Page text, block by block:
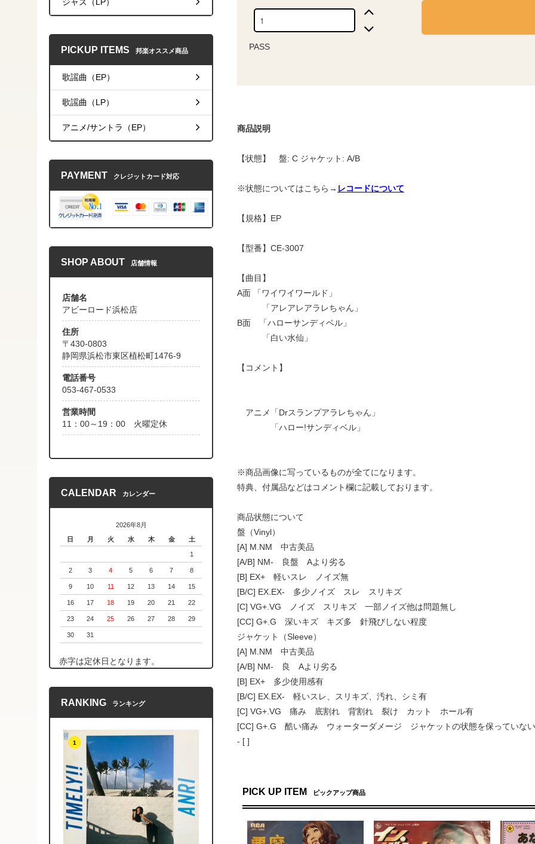
PASS
商品説明
【状態】 盤: C ジャケット: A/B
※状態についてはこちら→ レコードについて
【規格】EP
【型番】CE-3007
【曲目】
A面 「ワイワイワールド」
「アレアレアラレちゃん」
B面 「ハローサンディベル」
「白い水仙」
【コメント】
アニメ「Drスランプアラレちゃん」
「ハロー!サンディベル」
※商品画像に写っているものが全てになります。
特典、付属品などはコメント欄に記載しております。
商品状態について
盤（Vinyl）
[A] M.NM 中古美品
[A/B] NM- 良盤 Aより劣る
[B] EX+ 軽いスレ ノイズ無
[B/C] EX.EX- 多少ノイズ スレ スリキズ
[C] VG+.VG ノイズ スリキズ 一部ノイズ他は問題無し
[CC] G+.G 深いキズ キズ多 針飛びしない程度
ジャケット（Sleeve）
[A] M.NM 中古美品
[A/B] NM- 良 Aより劣る
[B] EX+ 多少使用感有
[B/C] EX.EX- 軽いスレ、スリキズ、汚れ、シミ有
[C] VG+.VG 痛み 底割れ 背割れ 裂け カット ホール有
[CC] G+.G 酷い痛み ウォーターダメージ ジャケットの状態を保っていない
- [ ]
PICK UP ITEM ピックアップ商品
PICKUP ITEMS 邦楽オススメ商品
歌謡曲（EP）
歌謡曲（LP）
アニメ/サントラ（EP）
PAYMENT クレジットカード対応
SHOP ABOUT 店舗情報
店舗名
アビーロード浜松店
住所
〒430-0803
静岡県浜松市東区植松町1476-9
電話番号
053-467-0533
営業時間
11：00～19：00 火曜定休
CALENDAR カレンダー
2026年8月
日
月 火 水 木 金 土
1
2 3 4 5 6 7 8
9 10 11 12 13 14 15
16 17 18 19 20 21 22
23 24 25 26 27 28 29
30 31
赤字は定休日となります。
RANKING ランキング
1